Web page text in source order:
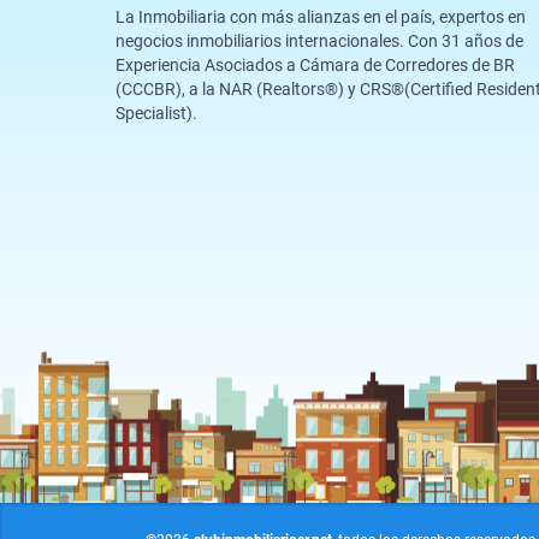
La Inmobiliaria con más alianzas en el país, expertos en
negocios inmobiliarios internacionales. Con 31 años de
Experiencia Asociados a Cámara de Corredores de BR
(CCCBR), a la NAR (Realtors®️) y CRS®️(Certified
Specialist).